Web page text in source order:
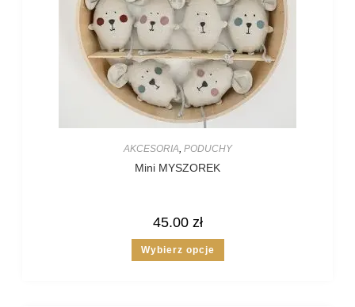
AKCESORIA, PODUCHY
Mini MYSZOREK
45.00 zł
Wybierz opcje